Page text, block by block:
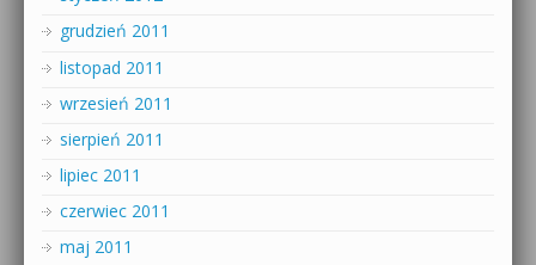
grudzień 2011
listopad 2011
wrzesień 2011
sierpień 2011
lipiec 2011
czerwiec 2011
maj 2011